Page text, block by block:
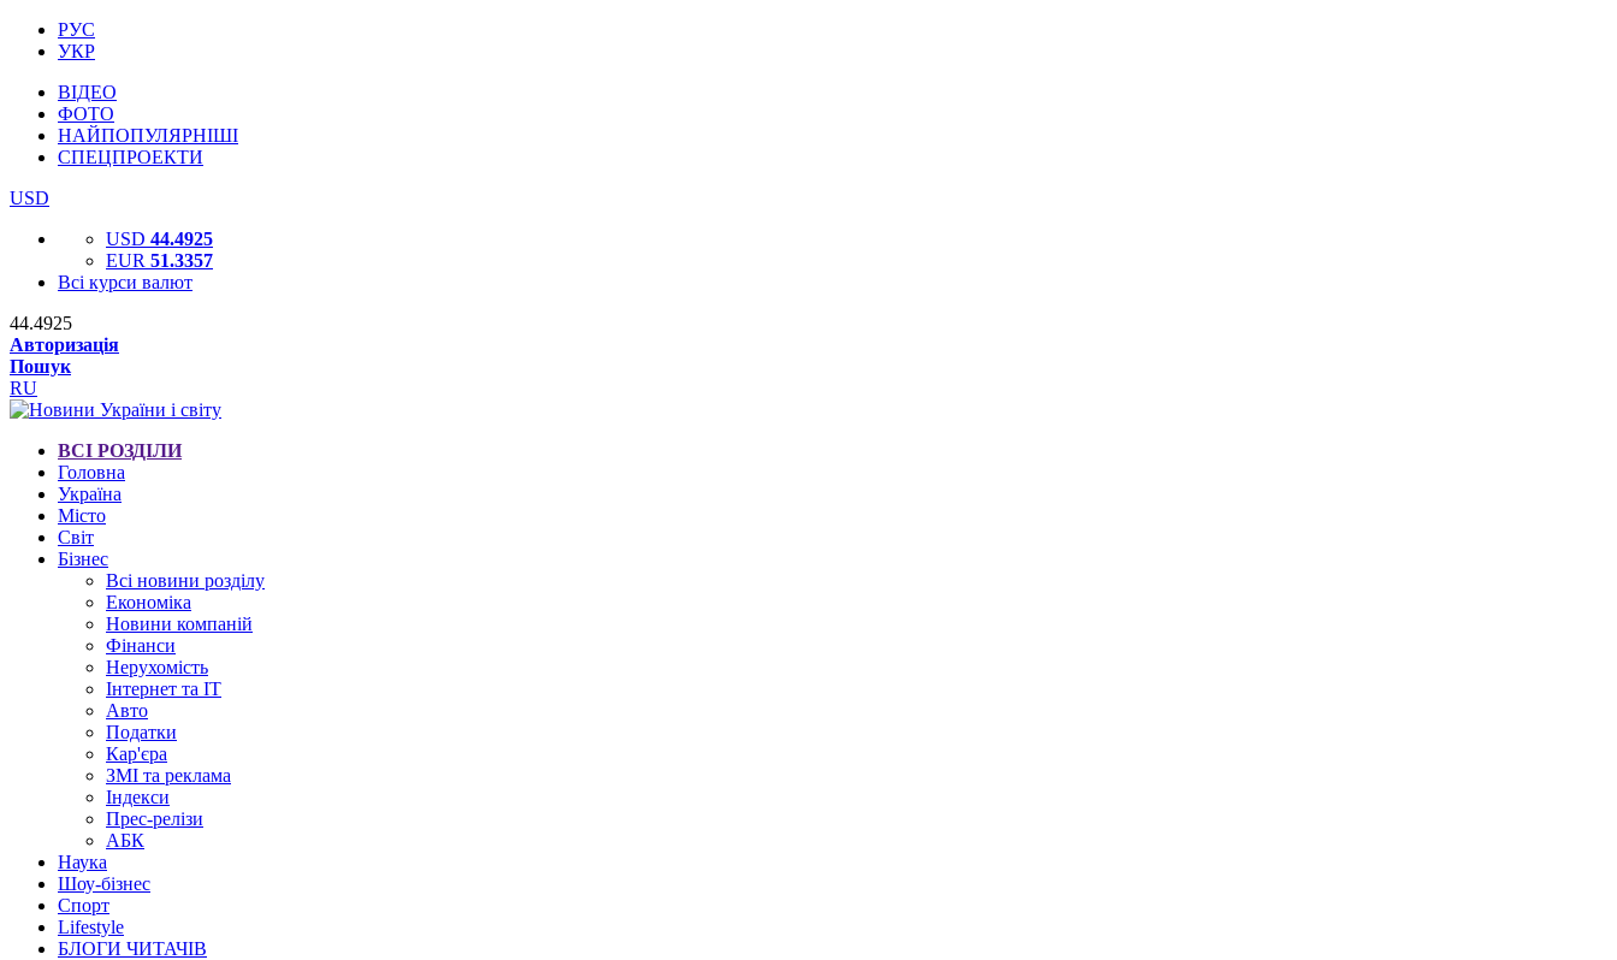
РУС
УКР
ВІДЕО
ФОТО
НАЙПОПУЛЯРНІШІ
СПЕЦПРОЕКТИ
USD
USD 44.4925
EUR 51.3357
Всі курси валют
44.4925
Авторизація
Пошук
RU
ВСІ РОЗДІЛИ
Головна
Україна
Місто
Світ
Бізнес
Всі новини розділу
Економіка
Новини компаній
Фінанси
Нерухомість
Інтернет та IT
Авто
Податки
Кар'єра
ЗМІ та реклама
Індекси
Прес-релізи
АБК
Наука
Шоу-бізнес
Спорт
Lifestyle
БЛОГИ ЧИТАЧІВ